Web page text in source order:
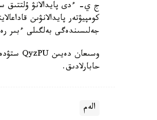
ج ي- ءدى پايدالانۋ ۇلتتىق
كومپيۋتەر پايدالانۋىن
جەلىسىندەگى بەلگىلى ءبىر
حابارلادىق.
الەم